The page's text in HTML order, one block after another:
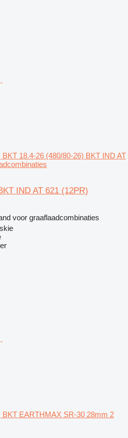
BKT 18.4-26 (480/80-26) BKT IND AT
IND AT 621 (12PR)
voor graaflaadcombinaties
BKT EARTHMAX SR-30 28mm 2